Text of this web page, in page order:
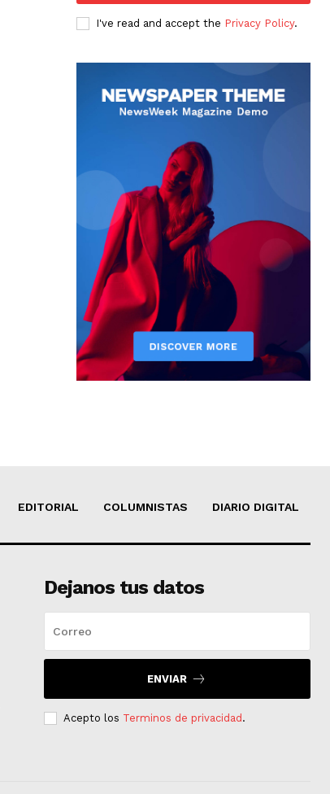
I've read and accept the Privacy Policy.
EDITORIAL COLUMNISTAS DIARIO DIGITAL
Dejanos tus datos
ENVIAR
Acepto los Terminos de privacidad .